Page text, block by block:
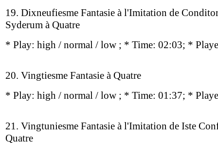
19. Dixneufiesme Fantasie à l'Imitation de
Syderum à Quatre
* Play: high / normal / low ; * Time: 02:03; *
20. Vingtiesme Fantasie à Quatre
* Play: high / normal / low ; * Time: 01:37; *
21. Vingtuniesme Fantasie à l'Imitation de Iste
Quatre